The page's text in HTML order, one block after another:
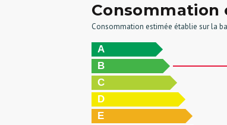
Consommation
Consommation estimée établie sur la
A
B
C
D
E